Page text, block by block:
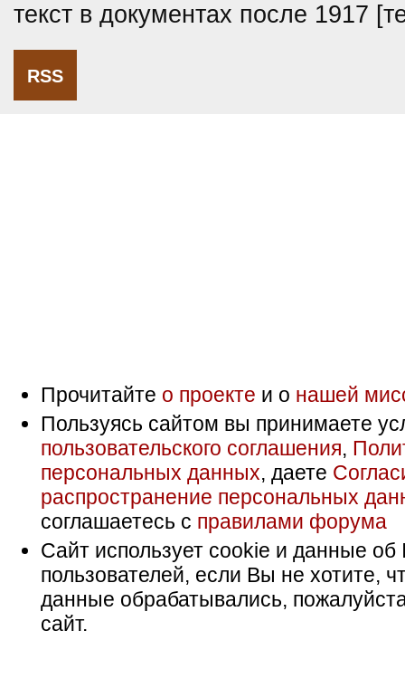
текст в документах после 1917
RSS
Прочитайте о проекте и о нашей
Пользуясь сайтом вы принимаете
пользовательского соглашения,
персональных данных, даете
распространение персональных
соглашаетесь с правилами форума
Сайт использует cookie и данные об
пользователей, если Вы не хотите,
данные обрабатывались,
сайт.